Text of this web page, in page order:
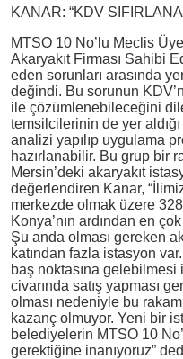
KANAR: “KDV
MTSO 10 No’lu Meclis
Akaryakıt Firması Sahibi
eden sorunları arasında
değindi. Bu sorunun
ile çözümlenebileceğini
temsilcilerinin de yer
analizi yapılıp uygulama
hazırlanabilir. Bu grup bir
Mersin’deki akaryakıt
değerlendiren Kanar,
merkezde olmak üzere
Konya’nın ardından en
Şu anda olması gereken
katından fazla istasyon
baş noktasına
civarında satış yapması
olması nedeniyle bu
kazanç olmuyor. Yeni bir
belediyelerin MTSO 10
gerektiğine inanıyoruz”